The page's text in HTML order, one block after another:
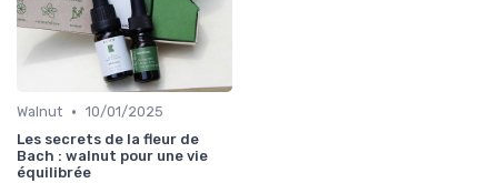
Walnut • 10/01/2025
Les secrets de la fleur de
Bach : walnut pour une vie
équilibrée